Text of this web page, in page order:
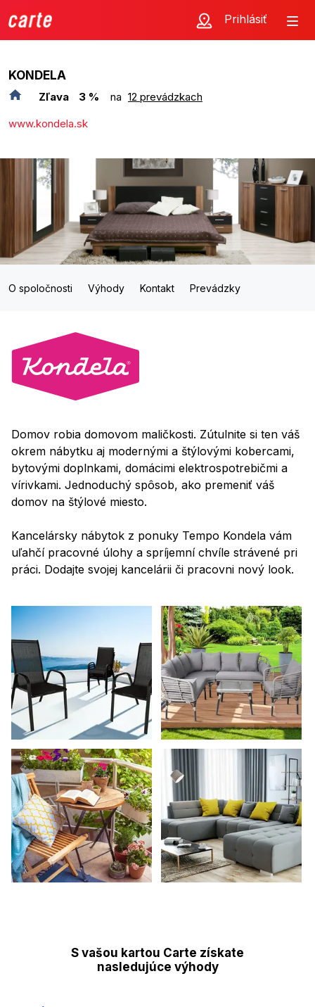
Prihlásiť
KONDELA
Zľava 3 % na 12 prevádzkach
www.kondela.sk
O spoločnosti Výhody Kontakt Prevádzky
Domov robia domovom maličkosti. Zútulnite si ten váš
okrem nábytku aj modernými a štýlovými kobercami,
bytovými doplnkami, domácimi elektrospotrebičmi a
vírivkami. Jednoduchý spôsob, ako premeniť váš
domov na štýlové miesto.
Kancelársky nábytok z ponuky Tempo Kondela vám
uľahčí pracovné úlohy a spríjemní chvíle strávené pri
práci. Dodajte svojej kancelárii či pracovni nový look.
S vašou kartou Carte získate
nasledujúce výhody